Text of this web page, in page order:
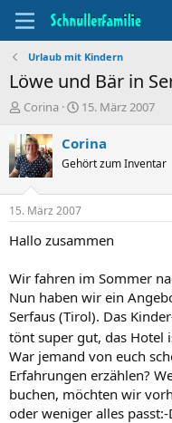
Urlaub mit Kindern
Löwe und Bär in
T
e
m
e
n
t
a
e
r
Corina
B
g
n
d
a
t
15. März 2007
Corina
Gehört zum Inventar
15. März 2007
Hallo zusammen
Wir fahren im Sommer
Nun haben wir ein
Serfaus (Tirol). Das
tönt super gut, das Hotel
War jemand von euch
Erfahrungen erzählen?
buchen, möchten wir
oder weniger alles passt:-